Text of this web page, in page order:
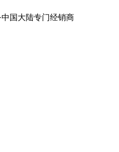
国大陆专门经销商